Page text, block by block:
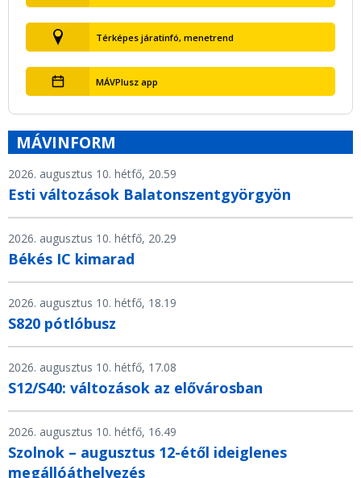
Térképes járatinfó, menetrend
MÁVPlusz app
MÁVINFORM
2026. augusztus 10. hétfő, 20.59
Esti változások Balatonszentgyörgyön
2026. augusztus 10. hétfő, 20.29
Békés IC kimarad
2026. augusztus 10. hétfő, 18.19
S820 pótlóbusz
2026. augusztus 10. hétfő, 17.08
S12/S40: változások az elővárosban
2026. augusztus 10. hétfő, 16.49
Szolnok – augusztus 12-étől ideiglenes
megállóáthelyezés